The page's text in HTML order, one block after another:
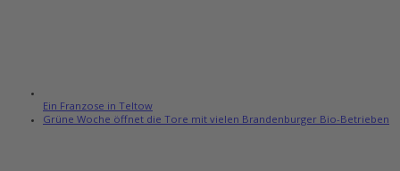
Ein Franzose in Teltow
Grüne Woche öffnet die Tore mit vielen Brandenburger Bio-Betrieben